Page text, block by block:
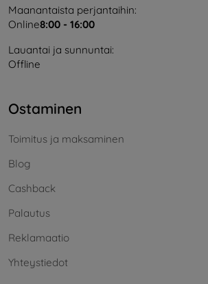
Maanantaista perjantaihin:
Online8:00 - 16:00
Lauantai ja sunnuntai:
Offline
Ostaminen
Toimitus ja maksaminen
Blog
Cashback
Palautus
Reklamaatio
Yhteystiedot